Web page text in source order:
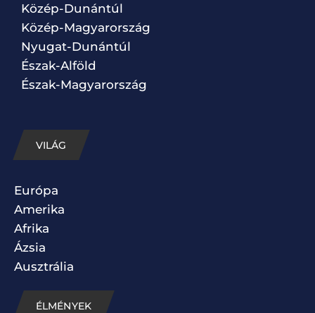
Közép-Dunántúl
Közép-Magyarország
Nyugat-Dunántúl
Észak-Alföld
Észak-Magyarország
VILÁG
Európa
Amerika
Afrika
Ázsia
Ausztrália
ÉLMÉNYEK